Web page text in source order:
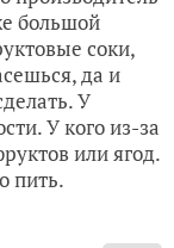
большой
соки,
да и
У
У кого из-за
или ягод.
пить.